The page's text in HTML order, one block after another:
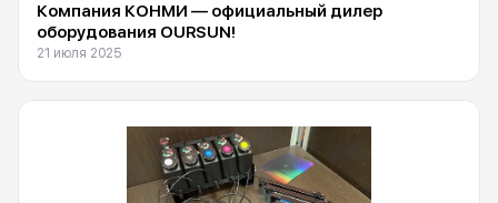
Компания КОНМИ — официальный дилер
оборудования OURSUN!
21 июля 2025